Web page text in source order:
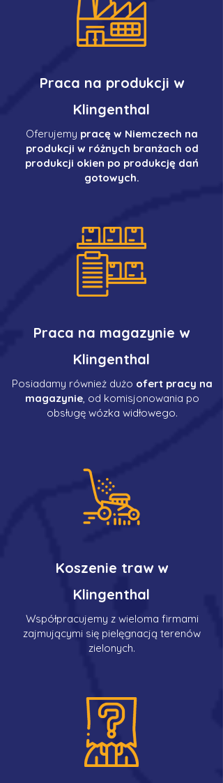
Praca na produkcji w
Klingenthal
Oferujemy pracę w Niemczech na
produkcji w różnych branżach od
produkcji okien po produkcję dań
gotowych.
Praca na magazynie w
Klingenthal
Posiadamy również dużo ofert pracy na
magazynie, od komisjonowania po
obsługę wózka widłowego.
Koszenie traw w
Klingenthal
Współpracujemy z wieloma firmami
zajmującymi się pielęgnacją terenów
zielonych.